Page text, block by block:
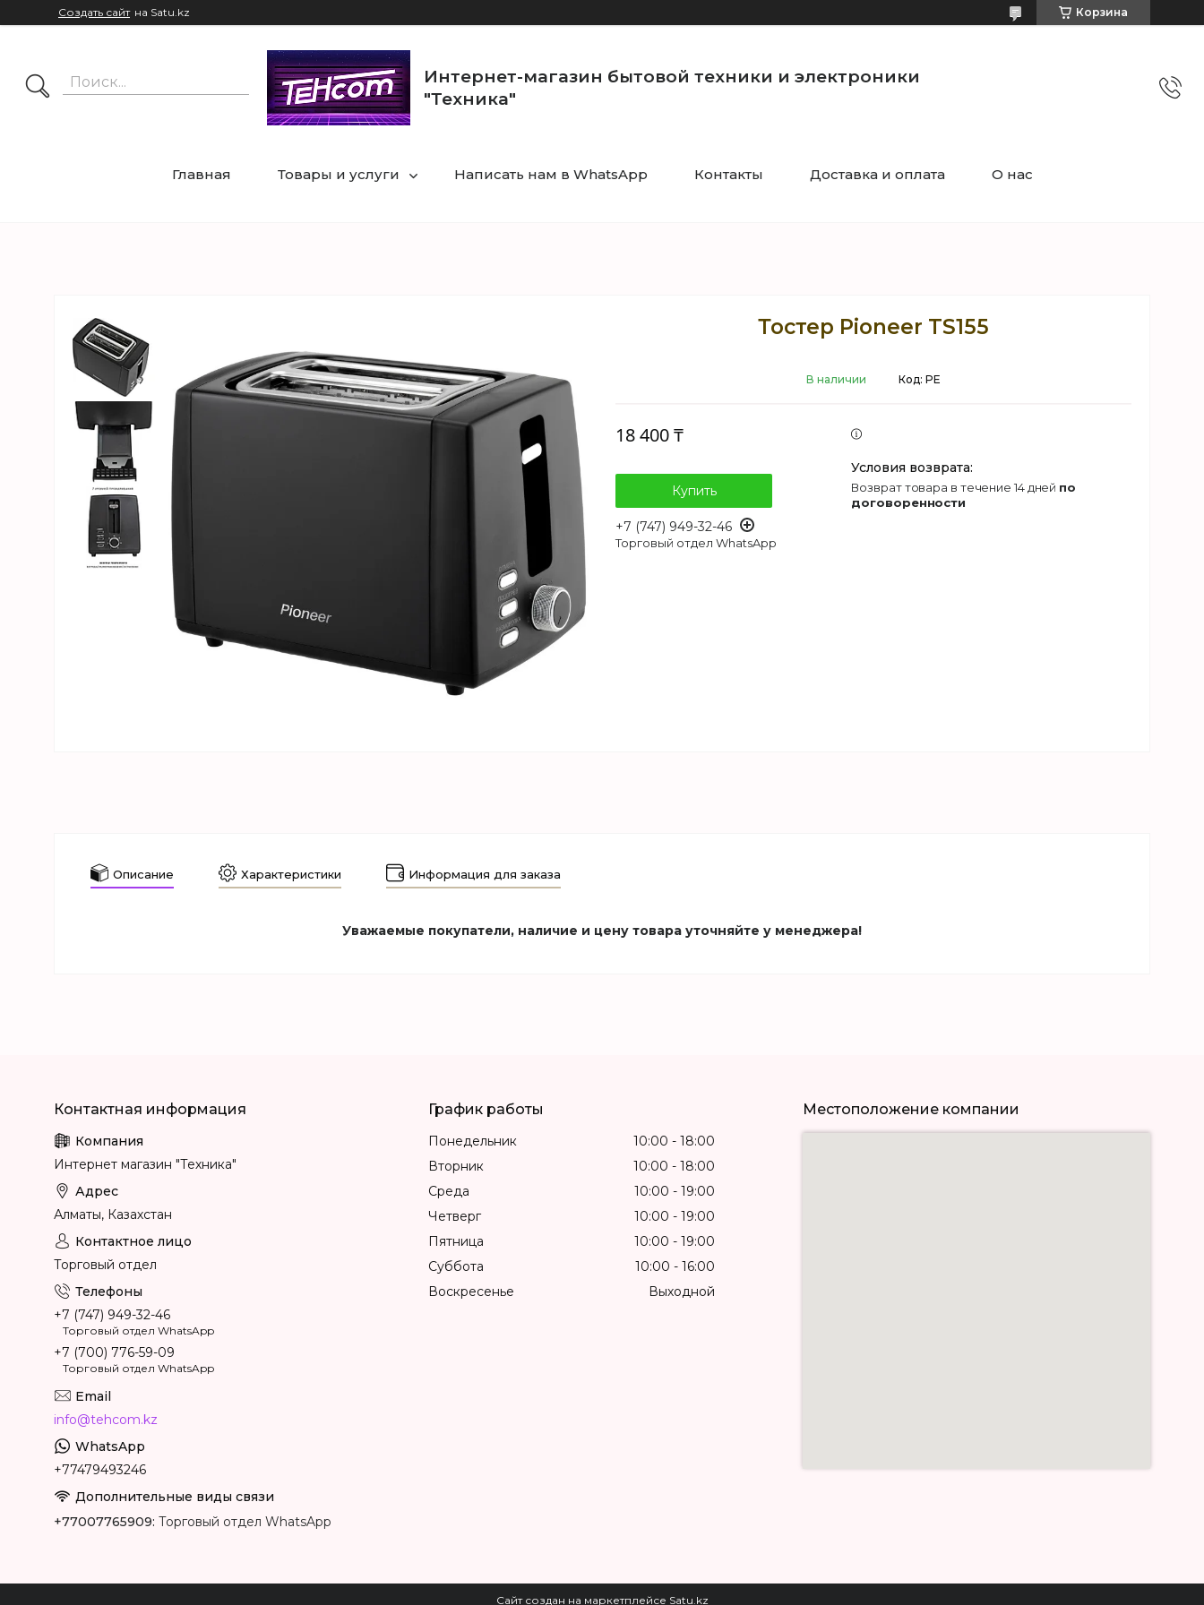
Создать сайт на Satu.kz Корзина
Интернет-магазин бытовой техники и электроники
"Техника"
Главная Товары и услуги Написать нам в WhatsApp Контакты Доставка и оплата О нас
Тостер Pioneer TS155
В наличии Код: PE
18 400 ₸
Купить
+7 (747) 949-32-46
Торговый отдел WhatsApp
возврат товара в течение 14 дней по
договоренности
Описание Характеристики Информация для заказа
Уважаемые покупатели, наличие и цену товара уточняйте у менеджера!
Интернет магазин "Техника"
Алматы, Казахстан
Торговый отдел
+7 (747) 949-32-46
Торговый отдел WhatsApp
+7 (700) 776-59-09
Торговый отдел WhatsApp
info@tehcom.kz
+77479493246
+77007765909 Торговый отдел WhatsApp
График работы
Понедельник 10:00
18:00
Вторник
10:00
18:00
Среда
10:00
19:00
Четверг
10:00
19:00
Пятница
10:00
19:00
Суббота
10:00
16:00
Воскресенье
Выходной
Местоположение компании
Сайт создан на маркетплейсе Satu.kz